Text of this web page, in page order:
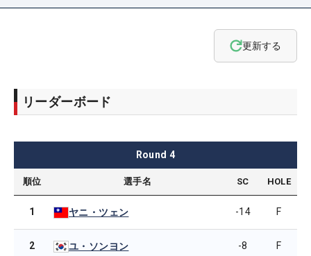
更新する
リーダーボード
Round 4
順位 選手名 SC HOLE
1 ヤニ・ツェン -14 F
2 ユ・ソンヨン -8 F